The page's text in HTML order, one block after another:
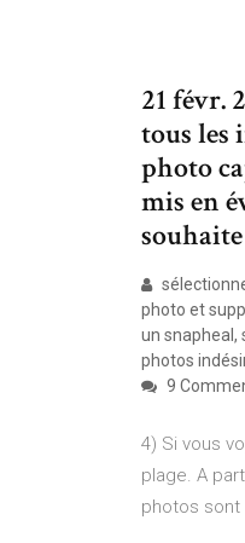
21 févr.
tous les
photo
mis en
photo et
un snapheal,
photos
9
4) Si vous
plage. A
photos sont